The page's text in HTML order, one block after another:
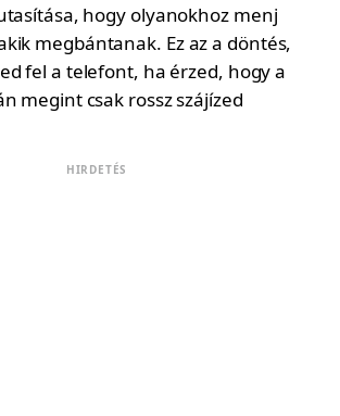
hogy olyanokhoz menj
megbántanak. Ez az a döntés,
fel a telefont, ha érzed, hogy a
megint csak rossz szájízed
HIRDETÉS